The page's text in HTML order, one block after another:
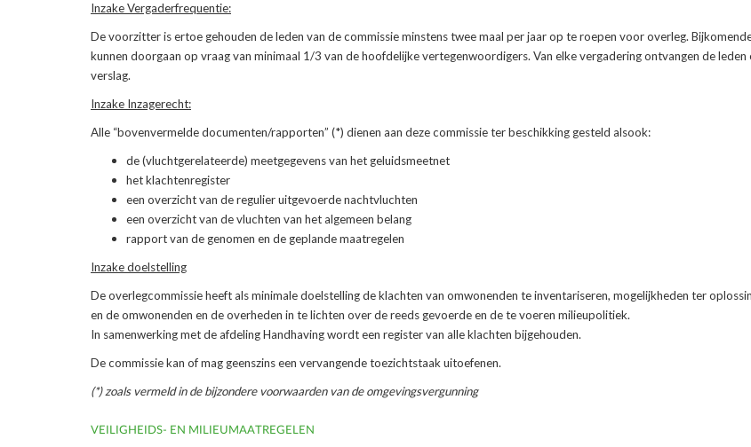
Inzake Vergaderfrequentie:
De voorzitter is ertoe gehouden de leden van de commissie minstens twee maal per jaar op te roepen voor overleg.
kunnen doorgaan op vraag van minimaal 1/3 van de hoofdelijke vertegenwoordigers. Van elke vergadering ontvangen de leden
verslag.
Inzake Inzagerecht:
Alle “bovenvermelde documenten/rapporten” (*) dienen aan deze commissie ter beschikking gesteld alsook:
de (vluchtgerelateerde) meetgegevens van het geluidsmeetnet
het klachtenregister
een overzicht van de regulier uitgevoerde nachtvluchten
een overzicht van de vluchten van het algemeen belang
rapport van de genomen en de geplande maatregelen
Inzake doelstelling
De overlegcommissie heeft als minimale doelstelling de klachten van omwonenden te inventariseren, mogelijkheden ter
en de omwonenden en de overheden in te lichten over de reeds gevoerde en de te voeren milieupolitiek.
In samenwerking met de afdeling Handhaving wordt een register van alle klachten bijgehouden.
De commissie kan of mag geenszins een vervangende toezichtstaak uitoefenen.
(*) zoals vermeld in de bijzondere voorwaarden van de omgevingsvergunning
VEILIGHEIDS- EN MILIEUMAATREGELEN